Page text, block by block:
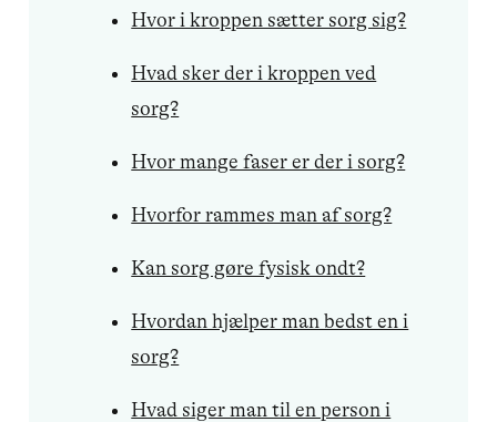
Hvor i kroppen sætter sorg sig?
Hvad sker der i kroppen ved
sorg?
Hvor mange faser er der i sorg?
Hvorfor rammes man af sorg?
Kan sorg gøre fysisk ondt?
Hvordan hjælper man bedst en i
sorg?
Hvad siger man til en person i